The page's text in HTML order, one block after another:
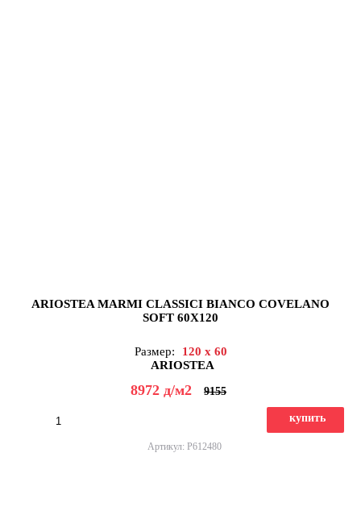
ARIOSTEA MARMI CLASSICI BIANCO COVELANO
SOFT 60X120
Размер:
120 x 60
ARIOSTEA
8972 д/м2 9155
купить
Артикул: P612480